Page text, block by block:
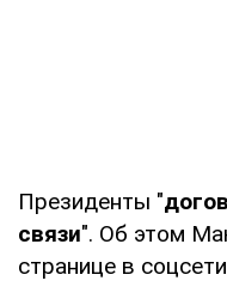
Президенты "
связи". Об этом
странице в соцсети